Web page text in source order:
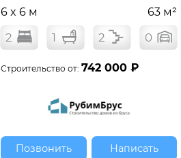
6 x 6 м 63 м²
2 1 2 0
Строительство от: 742 000 ₽
Позвонить Написать